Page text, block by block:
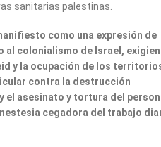
sanitarias palestinas.
como una expresión de
al colonialismo de Israel,
y la ocupación de los
contra la destrucción
el asesinato y tortura del
cegadora del trabajo